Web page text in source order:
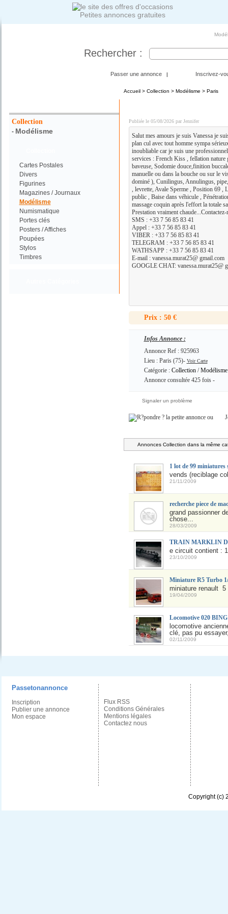
Petites annonces gratuites
Rechercher :
Passer une annonce | Inscrivez-
Collection
- Modélisme
Cartes Postales
Divers
Figurines
Magazines / Journaux
Modélisme
Numismatique
Portes clés
Posters / Affiches
Poupées
Stylos
Timbres
Accueil> Collection > Modélisme > Paris
Publiée le 05/08/2026 par Jennifer
Salut mes amours je suis Vanessa je
plan cul avec tout homme sympa
inoubliable car je suis une
services : French Kiss , fellation nature
baveuse, Sodomie douce,finition
manuelle ou dans la bouche ou sur le
dominé ), Cunilingus, Annulingus,
, levrette, Avale Sperme , Position 69 ,
public , Baise dans véhicule ,
massage coquin après l'effort la totale
Prestation vraiment chaude...Contactez-
SMS : +33 7 56 85 83 41
Appel : +33 7 56 85 83 41
VIBER : +33 7 56 85 83 41
TELEGRAM : +33 7 56 85 83 41
WATHSAPP : +33 7 56 85 83 41
E-mail : vanessa.murat25@ gmail.com
GOOGLE CHAT: vanessa.murat25@
Prix : 50 €
Infos Annonce :
Annonce Ref : 925963
Lieu : Paris (75)- Voir Carte
Catégorie : Collection/Modélisme
Annonce consultée 425 fois -
Signaler un problème
ou
Annonces Collection dans la même
1 lot de 99 miniatures
vends (reciblage
21/11/2009
recherche piece de
grand passionner
chose...
28/03/2009
TRAIN MARKLIN
e circuit contient :
23/10/2009
Miniature R5 Turbo
miniature renault 5
19/04/2009
Locomotive 020 BING
locomotive
clé, pas pu
02/11/2009
Passetonannonce
Inscription
Publier une annonce
Mon espace
Flux RSS
Conditions Générales
Mentions légales
Contactez nous
Copyright (c)